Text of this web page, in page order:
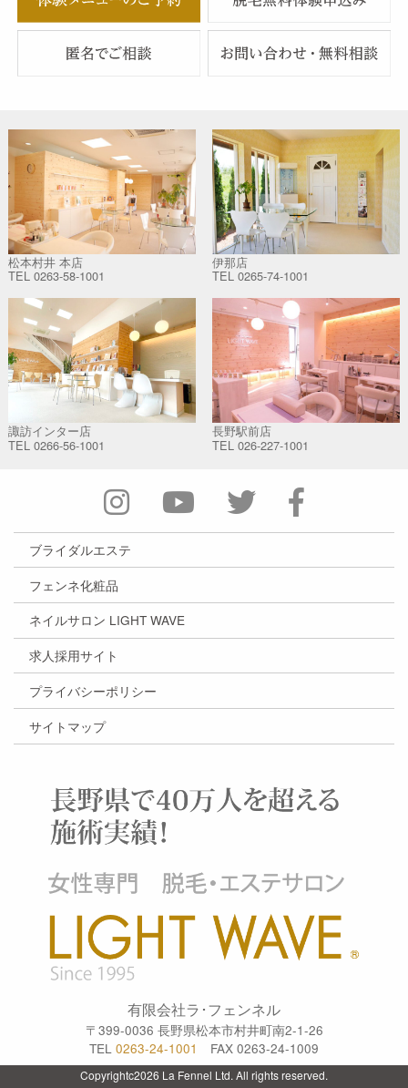
松本村井 本店
TEL 0263-58-1001
伊那店
TEL 0265-74-1001
諏訪インター店
TEL 0266-56-1001
長野駅前店
TEL 026-227-1001
有限会社ラ･フェンネル
〒399-0036 長野県松本市村井町南2-1-26
TEL 0263-24-1001 FAX 0263-24-1009
ブライダルエステ
フェンネ化粧品
ネイルサロン LIGHT WAVE
求人採用サイト
プライバシーポリシー
サイトマップ
Copyrightc2026 La Fennel Ltd. All rights reserved.